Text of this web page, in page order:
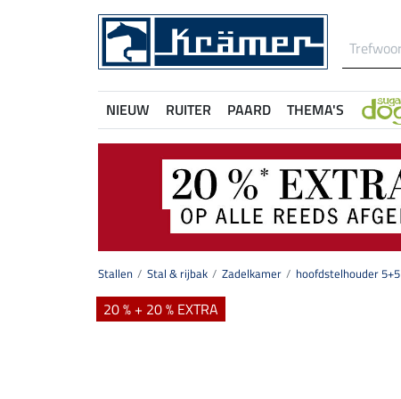
NIEUW RUITER PAARD THEMA'S
Stallen Stal & rijbak Zadelkamer hoofdstelhouder 5+5
20 % + 20 % EXTRA